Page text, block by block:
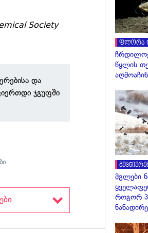
Society
და
ჯგუფში
ფლორა
წყლის
მგლები
როგორ